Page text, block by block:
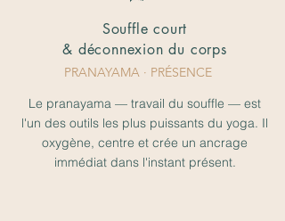
Souffle court
& déconnexion du corps
PRANAYAMA · PRÉSENCE
Le pranayama — travail du souffle — est
l'un des outils les plus puissants du yoga. Il
oxygène, centre et crée un ancrage
immédiat dans l'instant présent.